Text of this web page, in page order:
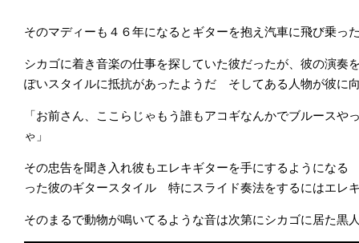
そのマディーも４６年になるとギターを抱え汽車に飛び乗
シカゴに着き音楽の仕事を探していた彼だったが、彼の演奏
ぽいスタイルに抵抗があったようだ そしてある人物が彼に
「お前さん、ここらじゃもう誰もアコギなんかでブルース
ゃ」
その忠告を聞き入れ彼もエレキギターを手にするようにな
った彼のギタースタイル 特にスライド奏法をするにはエレ
そのまるで動物が鳴いてるような音は次第にシカゴに居た黒